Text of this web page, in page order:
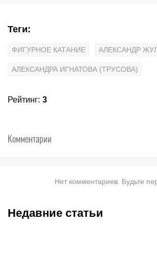
Теги:
ФИГУРНОЕ КАТАНИЕ АЛЕКСАНДР
АЛЕКСАНДРА ИГНАТОВА (ТРУСОВА)
Рейтинг: 3
Комментарии
Нет комментариев. Будьте
Недавние статьи